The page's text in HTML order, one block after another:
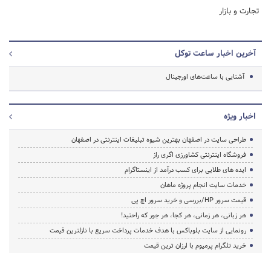
تجارت و بازار
آخرین اخبار ساعت توکل
آشنایی با ساعت‌های اورجینال
اخبار ویژه
طراحی سایت در اصفهان بهترین شیوه تبلیغات اینترنتی در اصفهان
فروشگاه اینترنتی کشاورزی اگری راز
ایده های طلایی برای کسب درآمد از اینستاگرام
خدمات سایت انجام پروژه ماهان
قیمت سرور HP/بررسی و خرید سرور اچ پی
هر زبانی، هر زمانی، هر کجا، هر جور که راحتید!
رونمایی از سایت بلوباکس با هدف خدمات پرداخت سریع با نازلترین قیمت
خرید تلگرام پرمیوم با ارزان ترین قیمت